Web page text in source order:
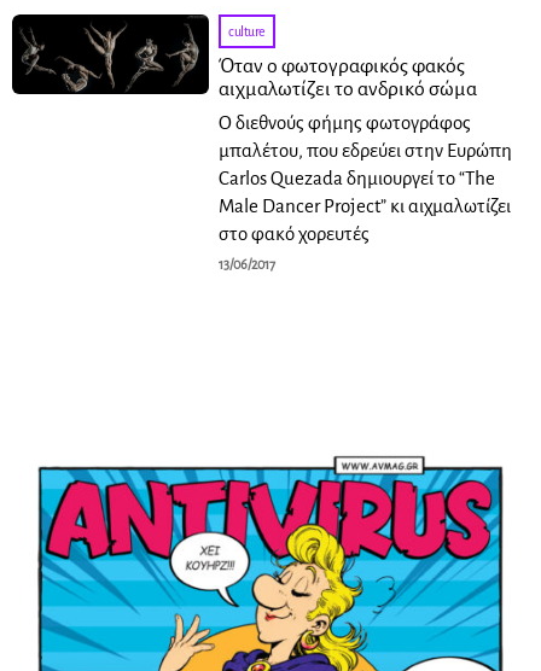
culture
Όταν ο φωτογραφικός φακός
αιχμαλωτίζει το ανδρικό σώμα
Ο διεθνούς φήμης φωτογράφος
μπαλέτου, που εδρεύει στην Ευρώπη
Carlos Quezada δημιουργεί το “The
Male Dancer Project” κι αιχμαλωτίζει
στο φακό χορευτές
13/06/2017